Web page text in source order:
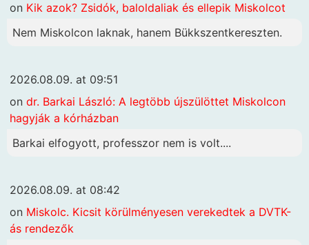
on Kik azok? Zsidók, baloldaliak és ellepik Miskolcot
Nem Miskolcon laknak, hanem Bükkszentkereszten.
2026.08.09. at 09:51
on dr. Barkai László: A legtöbb újszülöttet Miskolcon
hagyják a kórházban
Barkai elfogyott, professzor nem is volt....
2026.08.09. at 08:42
on Miskolc. Kicsit körülményesen verekedtek a DVTK-
ás rendezők